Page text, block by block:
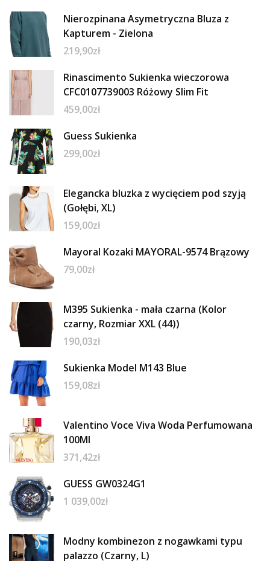
Nierozpinana Asymetryczna Bluza z
Kapturem - Zielona
219,90zł
Rinascimento Sukienka wieczorowa
CFC0107739003 Różowy Slim Fit
459,00zł
Guess Sukienka
299,00zł
Elegancka bluzka z wycięciem pod szyją
(Gołębi, XL)
159,00zł
Mayoral Kozaki MAYORAL-9574 Brązowy
79,00zł
M395 Sukienka - mała czarna (Kolor
czarny, Rozmiar XXL (44))
190,03zł
Sukienka Model M143 Blue
159,08zł
Valentino Voce Viva Woda Perfumowana
100Ml
371,42zł
GUESS GW0324G1
1 039,00zł
Modny kombinezon z nogawkami typu
palazzo (Czarny, L)